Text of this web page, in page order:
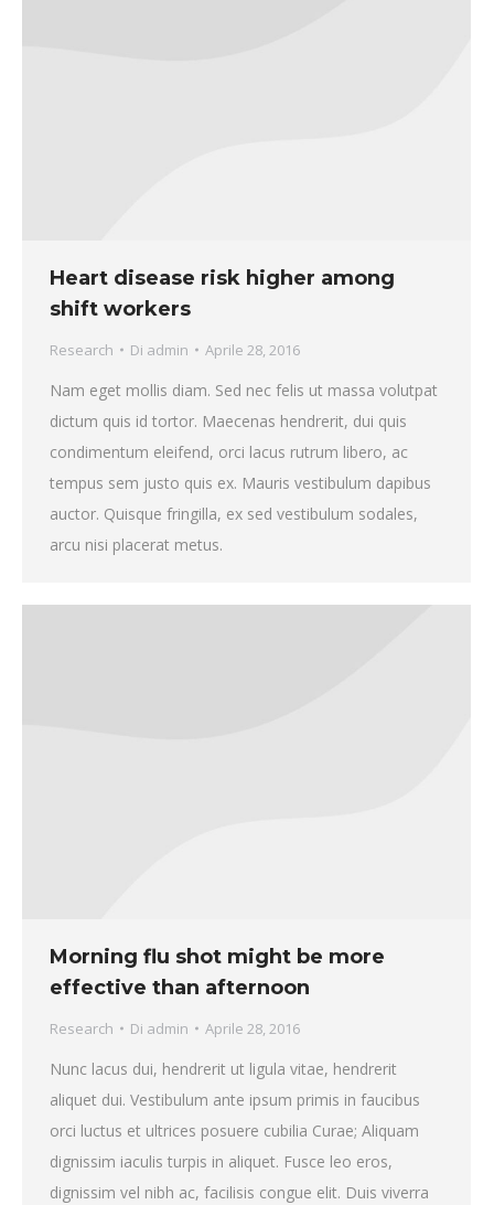
Heart disease risk higher among
shift workers
Research Di admin Aprile 28, 2016
Nam eget mollis diam. Sed nec felis ut massa volutpat
dictum quis id tortor. Maecenas hendrerit, dui quis
condimentum eleifend, orci lacus rutrum libero, ac
tempus sem justo quis ex. Mauris vestibulum dapibus
auctor. Quisque fringilla, ex sed vestibulum sodales,
arcu nisi placerat metus.
Morning flu shot might be more
effective than afternoon
Research Di admin Aprile 28, 2016
Nunc lacus dui, hendrerit ut ligula vitae, hendrerit
aliquet dui. Vestibulum ante ipsum primis in faucibus
orci luctus et ultrices posuere cubilia Curae; Aliquam
dignissim iaculis turpis in aliquet. Fusce leo eros,
dignissim vel nibh ac, facilisis congue elit. Duis viverra